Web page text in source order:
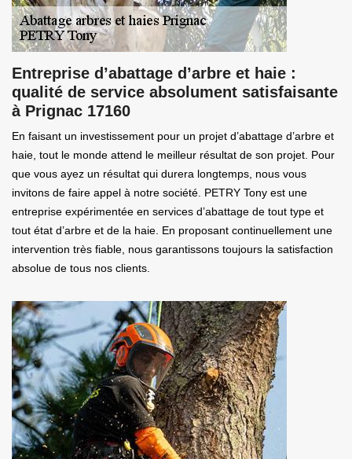
Entreprise d’abattage d’arbre et haie :
qualité de service absolument satisfaisante
à Prignac 17160
En faisant un investissement pour un projet d’abattage d’arbre et
haie, tout le monde attend le meilleur résultat de son projet. Pour
que vous ayez un résultat qui durera longtemps, nous vous
invitons de faire appel à notre société. PETRY Tony est une
entreprise expérimentée en services d’abattage de tout type et
tout état d’arbre et de la haie. En proposant continuellement une
intervention très fiable, nous garantissons toujours la satisfaction
absolue de tous nos clients.